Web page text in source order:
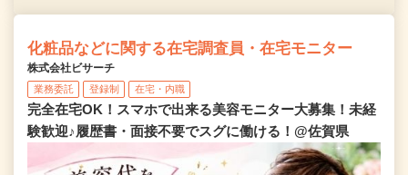
化粧品などに関する在宅調査員・在宅モニター
株式会社ビサーチ
業務委託 登録制 在宅・内職
完全在宅OK！スマホで出来る美容モニター大募集！未経
験歓迎♪履歴書・面接不要でスグに働ける！@佐賀県